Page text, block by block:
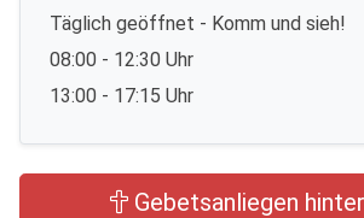
Täglich geöffnet - Komm und sieh!
08:00 - 12:30 Uhr
13:00 - 17:15 Uhr
Gebetsanliegen